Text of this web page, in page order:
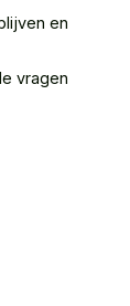
en
vragen